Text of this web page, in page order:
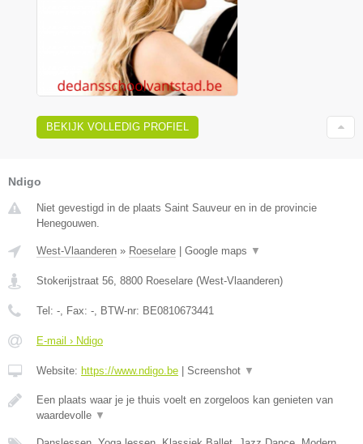
BEKIJK VOLLEDIG PROFIEL
Ndigo
Niet gevestigd in de plaats Saint Sauveur en in de provincie
Henegouwen.
West-Vlaanderen » Roeselare | Google maps ▼
Stokerijstraat 56 8800 Roeselare (West-Vlaanderen)
Tel: - , Fax: - , BTW-nr: BE0810673441
E-mail › Ndigo
Website: https://www.ndigo.be | Screenshot ▼
Een plaats waar je je thuis voelt en zorgeloos kan genieten van
waardevolle ▼